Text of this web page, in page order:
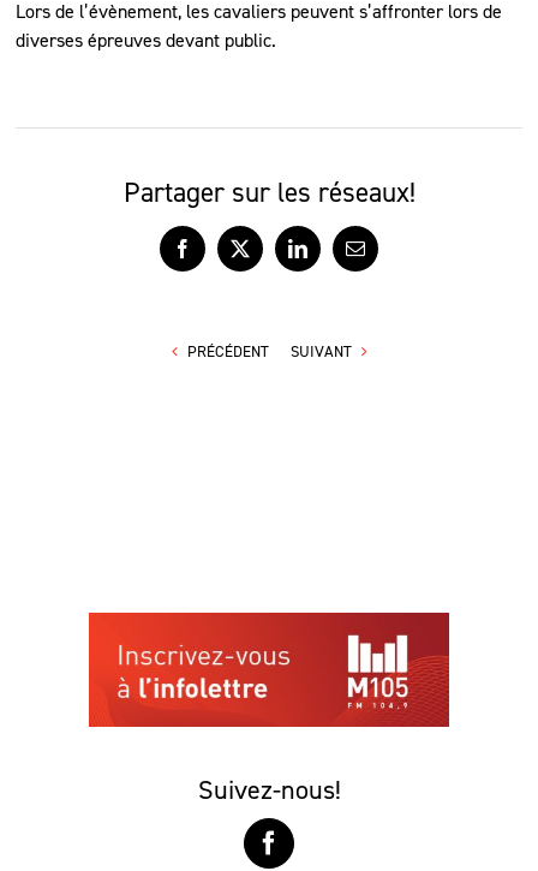
Lors de l’évènement, les cavaliers peuvent s’affronter lors de
diverses épreuves devant public.
Partager sur les réseaux!
Facebook
X LinkedInCourriel
PRÉCÉDENT SUIVANT
Suivez-nous!